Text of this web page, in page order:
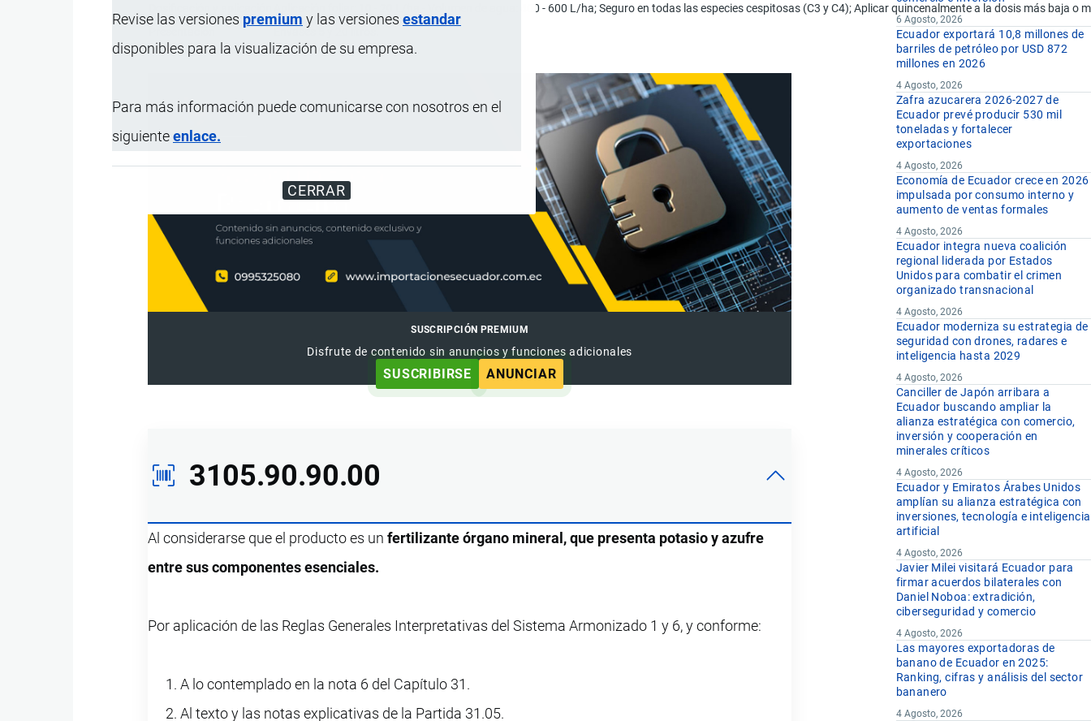
Revise las versiones premium y las versiones estandar
disponibles para la visualización de su empresa.
Para más información puede comunicarse con nosotros en el
siguienteenlace.
CERRAR
Aplicación foliar: 10 - 20 L/ha - Volumen de agua: 400 - 600 L/ha; Seguro en todas las especies cespitosas (C3 y C4); Aplicar quincenalmente a la dosis más
Envases 5 y 20 litros.
SUSCRIPCIÓN PREMIUM
Disfrute de contenido sin anuncios y funciones adicionales
SUSCRIBIRSE ANUNCIAR
3105.90.90.00
Al considerarse que el producto es unfertilizante órgano mineral, que presenta potasio y azufre
entre sus componentes esenciales.
Por aplicación de las Reglas Generales Interpretativas del Sistema Armonizado 1 y 6, y conforme:
A lo contemplado en la nota 6 del Capítulo 31.
Al texto y las notas explicativas de la Partida 31.05.
6 Agosto, 2026
Ecuador exportará 10,8 millones de
barriles de petróleo por USD 872
millones en 2026
4 Agosto, 2026
Zafra azucarera 2026-2027 de
Ecuador prevé producir 530 mil
toneladas y fortalecer
exportaciones
4 Agosto, 2026
Economía de Ecuador crece en 2026
impulsada por consumo interno y
aumento de ventas formales
4 Agosto, 2026
Ecuador integra nueva coalición
regional liderada por Estados
Unidos para combatir el crimen
organizado transnacional
4 Agosto, 2026
Ecuador moderniza su estrategia de
seguridad con drones, radares e
inteligencia hasta 2029
4 Agosto, 2026
Canciller de Japón arribara a
Ecuador buscando ampliar la
alianza estratégica con comercio,
inversión y cooperación en
minerales críticos
4 Agosto, 2026
Ecuador y Emiratos Árabes Unidos
amplían su alianza estratégica con
inversiones, tecnología e inteligencia
artificial
4 Agosto, 2026
Javier Milei visitará Ecuador para
firmar acuerdos bilaterales con
Daniel Noboa: extradición,
ciberseguridad y comercio
4 Agosto, 2026
Las mayores exportadoras de
banano de Ecuador en 2025:
Ranking, cifras y análisis del sector
bananero
4 Agosto, 2026